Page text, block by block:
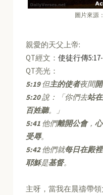
圖片來源
親愛的天父上帝:
QT經文：使徒行傳
QT亮光：
5:19但主的使者夜間
5:20說：「你們去站
百姓聽。」
5:41 他們離開公會，
受辱。
5:42他們就每日在殿裡
耶穌是基督。
主呀，當我在晨禱帶